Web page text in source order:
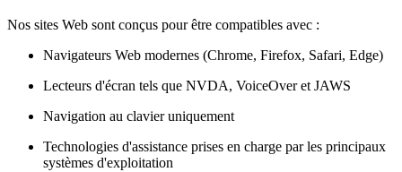
Nos sites Web sont conçus pour être compatibles avec :
Navigateurs Web modernes (Chrome, Firefox, Safari, Edge)
Lecteurs d'écran tels que NVDA, VoiceOver et JAWS
Navigation au clavier uniquement
Technologies d'assistance prises en charge par les principaux
systèmes d'exploitation